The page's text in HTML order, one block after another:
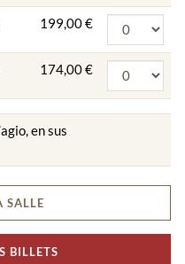
199,00 €
174,00 €
en sus
SALLE
BILLETS